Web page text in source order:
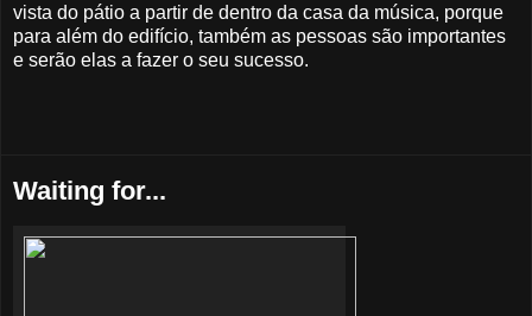
vista do pátio a partir de dentro da casa da música, porque
para além do edifício, também as pessoas são importantes
e serão elas a fazer o seu sucesso.
Waiting for...